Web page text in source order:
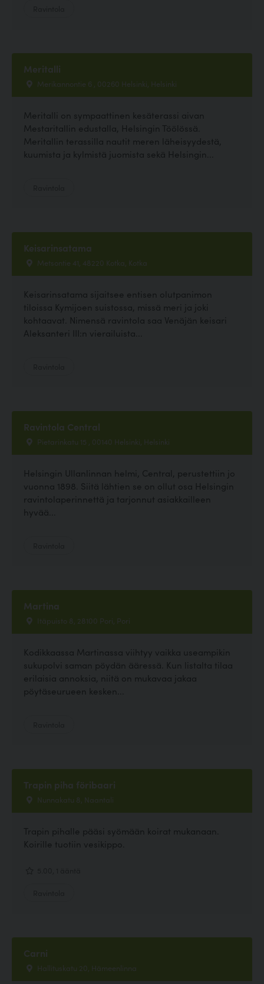
Meritalli
Merikannontie 6 , 00260 Helsinki, Helsinki
Meritalli on sympaattinen kesäterassi aivan
Mestaritallin edustalla, Helsingin Töölössä.
Meritallin terassilla nautit meren läheisyydestä,
kuumista ja kylmistä juomista sekä Helsingin...
Keisarinsatama
Metsontie 41, 48220 Kotka, Kotka
Keisarinsatama sijaitsee entisen olutpanimon
tiloissa Kymijoen suistossa, missä meri ja joki
kohtaavat. Nimensä ravintola saa Venäjän keisari
Aleksanteri III:n vierailuista...
Ravintola Central
Pietarinkatu 15 , 00140 Helsinki, Helsinki
Helsingin Ullanlinnan helmi, Central, perustettiin jo
vuonna 1898. Siitä lähtien se on ollut osa Helsingin
ravintolaperinnettä ja tarjonnut asiakkailleen
hyvää...
Martina
Itäpuisto 8, 28100 Pori, Pori
Kodikkaassa Martinassa viihtyy vaikka useampikin
sukupolvi saman pöydän ääressä. Kun listalta tilaa
erilaisia annoksia, niitä on mukavaa jakaa
pöytäseurueen kesken...
Trapin piha föribaari
Nunnakatu 8, Naantali
Trapin pihalle pääsi syömään koirat mukanaan.
Koirille tuotiin vesikippo.
Carni
Hallituskatu 20, Hämeenlinna